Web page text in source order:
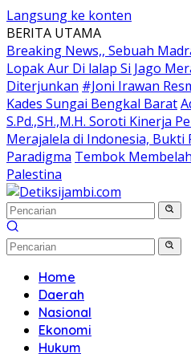
Langsung ke konten
BERITA UTAMA
Breaking News,, Sebuah
Lopak Aur Di lalap Si Jago
Diterjunkan #Joni Irawan
Kades Sungai Bengkal Barat
S.Pd.,SH.,M.H. Soroti Kinerja
Merajalela di Indonesia, Bukti
Paradigma Tembok
Palestina
Home
Daerah
Nasional
Ekonomi
Hukum